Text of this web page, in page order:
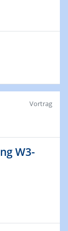
in
Vortrag
W3-